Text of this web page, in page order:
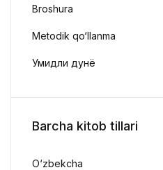
Broshura
Metodik qo‘llanma
Умидли дунё
Barcha kitob tillari
O‘zbekcha